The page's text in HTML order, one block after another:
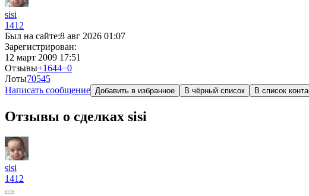
sisi
1412
Был на сайте:8 авг 2026 01:07
Зарегистрирован:
12 март 2009 17:51
Отзывы+1644−0
Лоты70545
Написать сообщение Добавить в избранное В чёрный список В список
Отзывы о сделках sisi
sisi
1412